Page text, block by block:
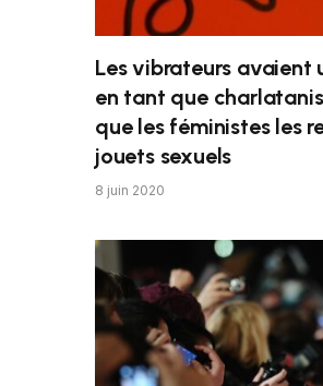
Les vibrateurs avaient
en tant que
que les féministes les
jouets sexuels
8 juin 2020